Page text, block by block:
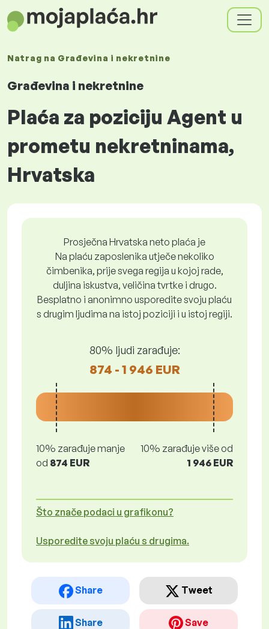
Natrag na Građevina i nekretnine
Građevina i nekretnine
Plaća za poziciju Agent u
prometu nekretninama,
Hrvatska
Prosječna Hrvatska neto plaća je
Na plaću zaposlenika utječe nekoliko
čimbenika, prije svega regija u kojoj rade,
duljina iskustva, veličina tvrtke i drugo.
Besplatno i anonimno usporedite svoju plaću
s drugim ljudima na istoj poziciji i u istoj regiji.
80% ljudi zarađuje:
874 - 1 946 EUR
10% zarađuje manje
od 874 EUR
10% zarađuje više od
1 946 EUR
Što znače podaci u grafikonu?
Usporedite svoju plaću s drugima.
Share Tweet
Share Save